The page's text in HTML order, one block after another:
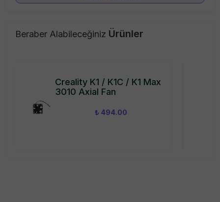
Beraber Alabileceğiniz Ürünler
Creality K1 / K1C / K1 Max
3010 Axial Fan
₺ 494.00